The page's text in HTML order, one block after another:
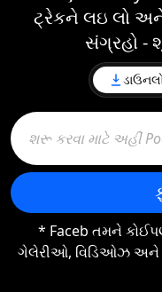
ટ્રેકને લઇ લો અને
સંગ્રહો -
* Faceb તમને
ગેલેરીઓ, વિડિઓઝ અને